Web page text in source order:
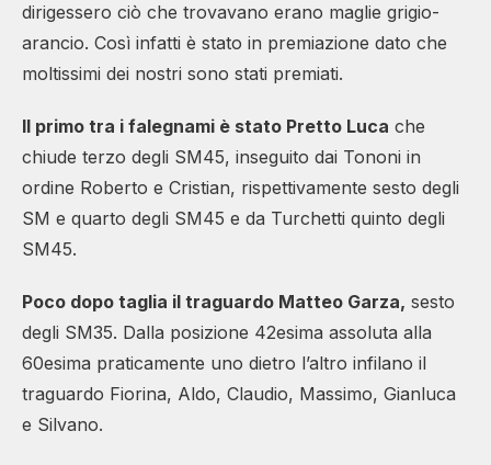
dirigessero ciò che trovavano erano maglie grigio-
arancio. Così infatti è stato in premiazione dato che
moltissimi dei nostri sono stati premiati.
Il primo tra i falegnami è stato Pretto Luca che
chiude terzo degli SM45, inseguito dai Tononi in
ordine Roberto e Cristian, rispettivamente sesto degli
SM e quarto degli SM45 e da Turchetti quinto degli
SM45.
Poco dopo taglia il traguardo Matteo Garza, sesto
degli SM35. Dalla posizione 42esima assoluta alla
60esima praticamente uno dietro l’altro infilano il
traguardo Fiorina, Aldo, Claudio, Massimo, Gianluca
e Silvano.